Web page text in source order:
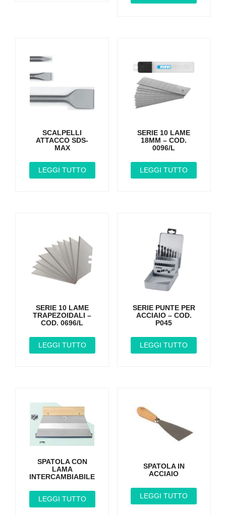
SCALPELLI
ATTACCO SDS-
MAX
LEGGI TUTTO
SERIE 10 LAME
18MM – COD.
0096/L
LEGGI TUTTO
SERIE 10 LAME
TRAPEZOIDALI –
COD. 0696/L
LEGGI TUTTO
SERIE PUNTE PER
ACCIAIO – COD.
P045
LEGGI TUTTO
SPATOLA CON
LAMA
INTERCAMBIABILE
LEGGI TUTTO
SPATOLA IN
ACCIAIO
LEGGI TUTTO